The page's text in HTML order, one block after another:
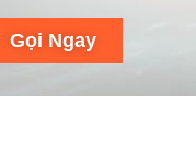
Gọi Ngay